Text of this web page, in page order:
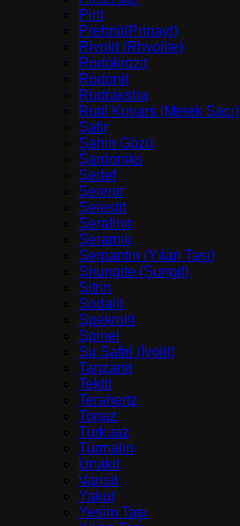
Pirit
Prehnit(Prinayt)
Riyolit (Rhyolite)
Rodokrozit
Rodonit
Rudraksha
Rutil Kuvars (Melek Saçı)
Safir
Şahin Gözü
Sardoniks
Sedef
Selenit
Selestit
Serafinit
Seramik
Serpantin (Yılan Taşı)
Shungite (Şungit)
Sitrin
Sodalit
Spekrolit
Spinel
Su Safiri (İyolit)
Tanzanit
Tektit
Terahertz
Topaz
Turkuaz
Turmalin
Unakit
Varisit
Yakut
Yeşim Taşı